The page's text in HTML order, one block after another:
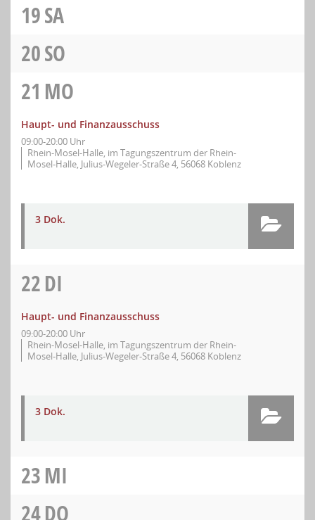
19SA
20SO
21 MO
Haupt- und Finanzausschuss
09:00-20:00 Uhr
Rhein-Mosel-Halle, im Tagungszentrum der Rhein-
Mosel-Halle, Julius-Wegeler-Straße 4, 56068 Koblenz
3 Dok.
22DI
Haupt- und Finanzausschuss
09:00-20:00 Uhr
Rhein-Mosel-Halle, im Tagungszentrum der Rhein-
Mosel-Halle, Julius-Wegeler-Straße 4, 56068 Koblenz
3 Dok.
23MI
24DO